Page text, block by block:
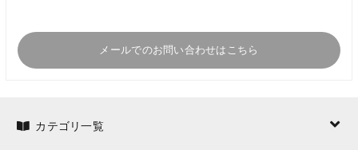
メールでのお問い合わせはこちら
カテゴリ一覧